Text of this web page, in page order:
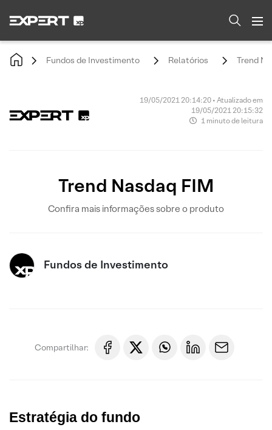
Fundos de Investimento Relatórios Trend
19/05/2021 20:14:20 • Atualizado em
19/05/2021 20:15:32
1 minuto de leitura
Trend Nasdaq FIM
Confira mais informações sobre o produto
Fundos de Investimento
Compartilhar:
Estratégia do fundo